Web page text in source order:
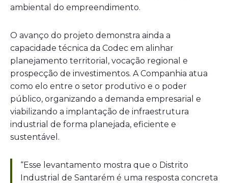
ambiental do empreendimento.
O avanço do projeto demonstra ainda a
capacidade técnica da Codec em alinhar
planejamento territorial, vocação regional e
prospecção de investimentos. A Companhia atua
como elo entre o setor produtivo e o poder
público, organizando a demanda empresarial e
viabilizando a implantação de infraestrutura
industrial de forma planejada, eficiente e
sustentável.
“Esse levantamento mostra que o Distrito
Industrial de Santarém é uma resposta concreta